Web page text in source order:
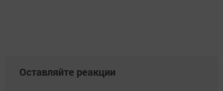
Оставляйте реакции